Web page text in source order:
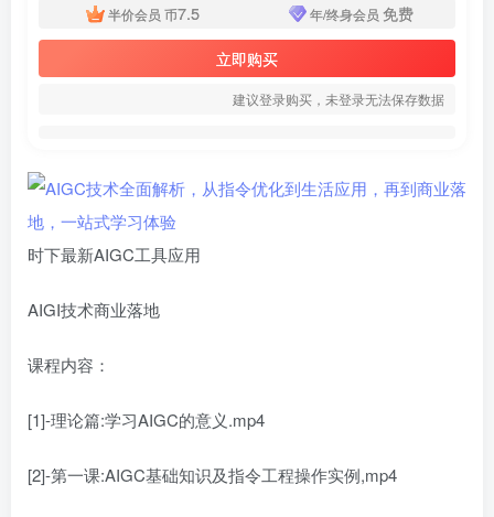
半价会员 币7.5 年/终身会员 免费
立即购买
建议登录购买，未登录无法保存数据
时下最新AIGC工具应用
AIGI技术商业落地
课程内容：
[1]-理论篇:学习AIGC的意义.mp4
[2]-第一课:AIGC基础知识及指令工程操作实例,mp4